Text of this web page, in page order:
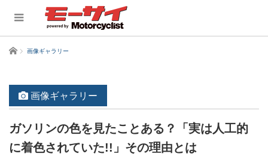
ホーム 画像ギャラリー
画像ギャラリー
ガソリンの色を見たことある？「実は人工的
に着色されていた!!」その理由とは